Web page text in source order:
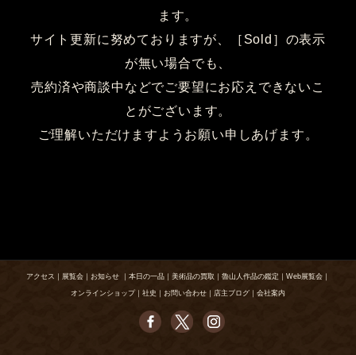
ます。
サイト更新に努めておりますが、［Sold］の表示
が無い場合でも、
売約済や商談中などでご要望にお応えできないこ
とがございます。
ご理解いただけますようお願い申しあげます。
アクセス ｜ 展覧会 ｜ お知らせ ｜ 本日の一品 ｜ 美術品の買取 ｜ 魯山人作品の鑑定 ｜ Web展覧会 ｜
オンラインショップ｜ 社史 ｜ お問い合わせ ｜ 店主ブログ ｜ 会社案内